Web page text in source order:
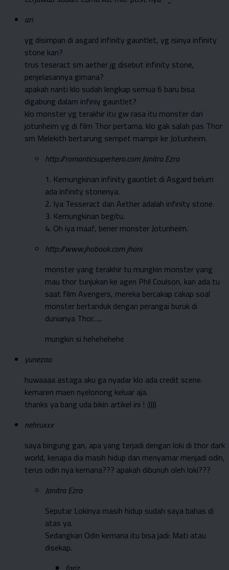
ari
yg disimpan di asgard infinity gauntlet, yg isinya infinity
stone kan?
trus teseract sm aether jg disebut infinity stone,
penjelasannya gimana?
apakah nanti klo sudah lengkap semua 6 baru bisa
digabung dalam infiniy gauntlet?
klo monster yg terakhir itu gw rasa itu monster dari
jotunheim yg di film Thor pertama. klo gak salah pas Thor
sm Melekith bertarung sempet mampir ke Jotunheim.
http://romanticsuperhero.com Janitra Ezra
1. Kemungkinan infinity gauntlet di Asgard belum
ada infinity stonenya.
2. Iya Tesseract dan Aether adalah infinity stone.
3. Kemungkinan begitu.
4. Oh iya maaf, bener monster Jotunheim.
http://www.jhobook.comjhoni
monster yang terakhir tu mungkin monster yang
mau thor tunjukan ke agen Phil Coulson, kan ada tu
saat film Avengers, mereka bercakap cakap soal
monster bertanduk dengan perangai buruk di
dunianya Thor…..
mungkin si hehehehehe
yunezaa
huwaaaa astaga aku ga nyadar klo ada credit scene.
kemaren maen nyelonong keluar aja.
thanks ya bang uda bikin artikel ini ! :))))
nehruxxx
saya bingung gan, apa yang terjadi dengan loki di thor dark
world, kenapa dia masih hidup dan menyamar menjadi odin,
terus odin nya kemana??? apakah dibunuh oleh loki???
Janitra Ezra
Seputar Lokinya masih hidup sudah saya bahas di
atas ya.
Sedangkan Odin kemana itu bisa jadi: Mati atau
disekap.